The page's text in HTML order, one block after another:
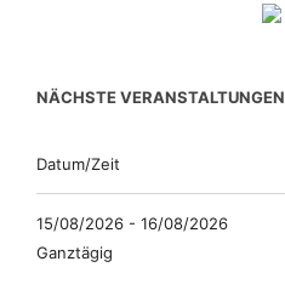
NÄCHSTE VERANSTALTUNGEN
Datum/Zeit
15/08/2026 - 16/08/2026
Ganztägig